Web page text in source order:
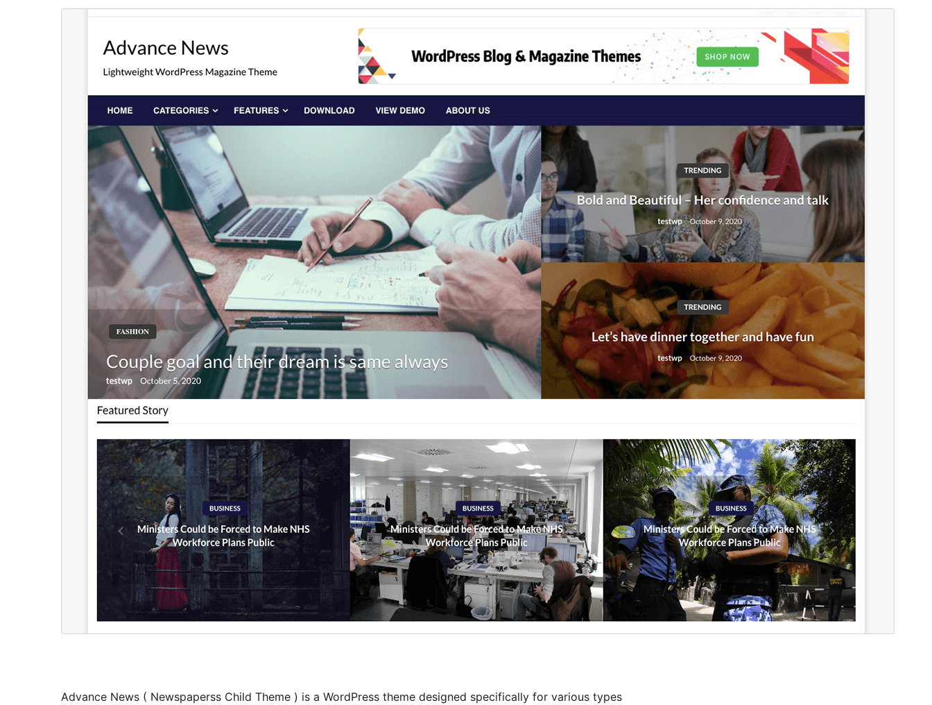
ეს არისNewspaperss
თემის შვილობილი
თემა.
ვერსია
1.0.26
Last updated
17 05, 2026
Active installations
40+
WordPress version
4.7
PHP version
5.6
Advance News ( Newspaperss Child Theme ) is a WordPress theme designed specifically for various types